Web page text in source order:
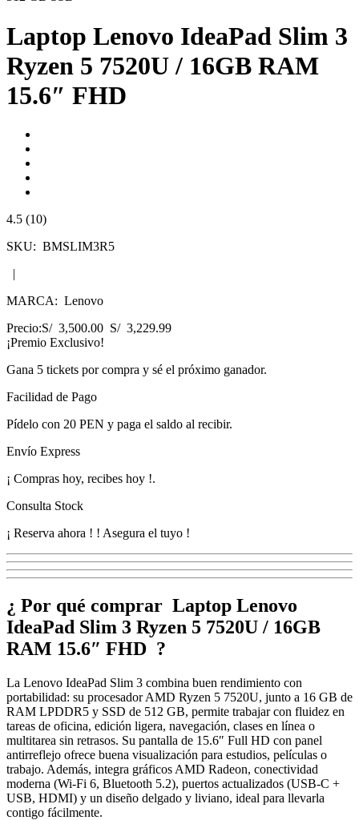
Laptop Lenovo IdeaPad Slim 3
Ryzen 5 7520U / 16GB RAM
15.6″ FHD
4.5 (10)
SKU: BMSLIM3R5
|
MARCA: Lenovo
Precio:S/ 3,500.00 S/ 3,229.99
¡Premio Exclusivo!
Gana 5 tickets por compra y sé el próximo ganador.
Facilidad de Pago
Pídelo con 20 PEN y paga el saldo al recibir.
Envío Express
¡ Compras hoy, recibes hoy !.
Consulta Stock
¡ Reserva ahora ! ! Asegura el tuyo !
¿ Por qué comprar Laptop Lenovo
IdeaPad Slim 3 Ryzen 5 7520U / 16GB
RAM 15.6″ FHD ?
La Lenovo IdeaPad Slim 3 combina buen rendimiento con
portabilidad: su procesador AMD Ryzen 5 7520U, junto a 16 GB de
RAM LPDDR5 y SSD de 512 GB, permite trabajar con fluidez en
tareas de oficina, edición ligera, navegación, clases en línea o
multitarea sin retrasos. Su pantalla de 15.6″ Full HD con panel
antirreflejo ofrece buena visualización para estudios, películas o
trabajo. Además, integra gráficos AMD Radeon, conectividad
moderna (Wi-Fi 6, Bluetooth 5.2), puertos actualizados (USB-C +
USB, HDMI) y un diseño delgado y liviano, ideal para llevarla
contigo fácilmente.